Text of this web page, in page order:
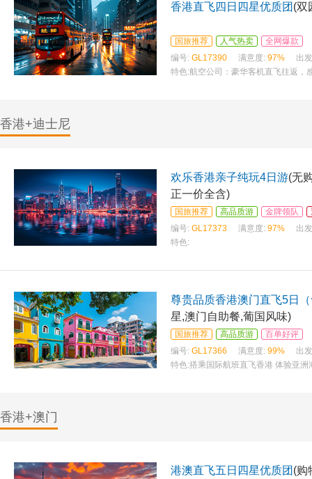
香港直飞四日四星优质团 (双
国旅推荐 人气热卖
全网爆款
编号: GL17390 满意度: 97%
出
特色:航空公司：豪华客机直飞往返，
香港+迪士尼
欢乐香港亲子纯玩4日游(无
正一价全含)
国旅推荐 高品质游 金牌领队
编号: GL17373 满意度: 97%
出
特色:
尊贵品质香港澳门直飞5日
星,澳门自助餐,葡国风味)
国旅推荐 高品质游
百单好评
编号: GL17366 满意度: 99%
出
特色:搭乘国际航班直飞香港 体验亚
香港+澳门
港澳直飞五日四星优质团 (购